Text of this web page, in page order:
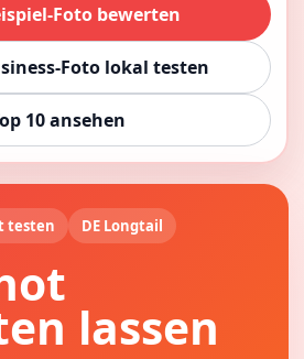
Foto bewerten
Foto lokal testen
10 ansehen
testen DE Longtail
lassen